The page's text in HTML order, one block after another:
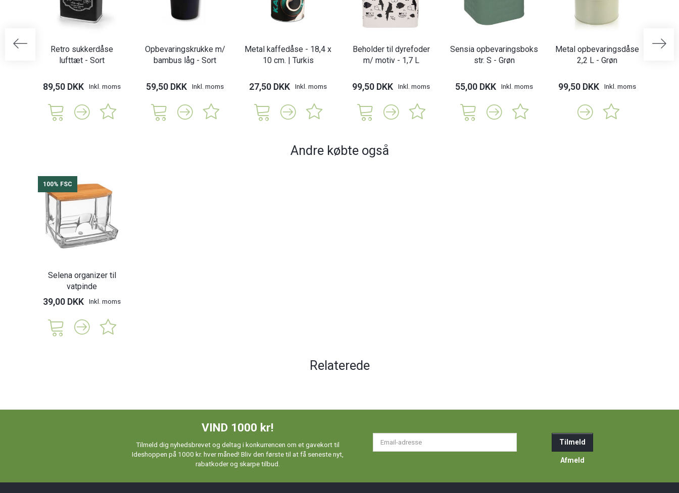
Retro sukkerdåse
lufttæt - Sort
89,50 DKK Inkl. moms
Opbevaringskrukke m/
bambus låg - Sort
59,50 DKK Inkl. moms
Metal kaffedåse - 18,4 x
10 cm. | Turkis
27,50 DKK Inkl. moms
Beholder til dyrefoder
m/ motiv - 1,7 L
99,50 DKK Inkl. moms
Sensia opbevaringsboks
str. S - Grøn
55,00 DKK Inkl. moms
Metal opbevaringsdåse
2,2 L - Grøn
99,50 DKK Inkl. moms
Andre købte også
100% FSC
Selena organizer til
vatpinde
39,00 DKK Inkl. moms
Relaterede
VIND 1000 kr!
Tilmeld dig nyhedsbrevet og deltag i konkurrencen om et gavekort til
Ideshoppen på 1000 kr. hver måned! Bliv den første til at få seneste nyt,
rabatkoder og skarpe tilbud.
Tilmeld
Afmeld